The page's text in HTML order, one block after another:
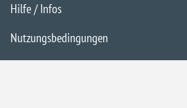
Hilfe / Infos
Nutzungsbedingungen